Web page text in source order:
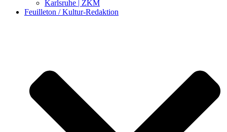
Karlsruhe | ZKM
Feuilleton / Kultur-Redaktion